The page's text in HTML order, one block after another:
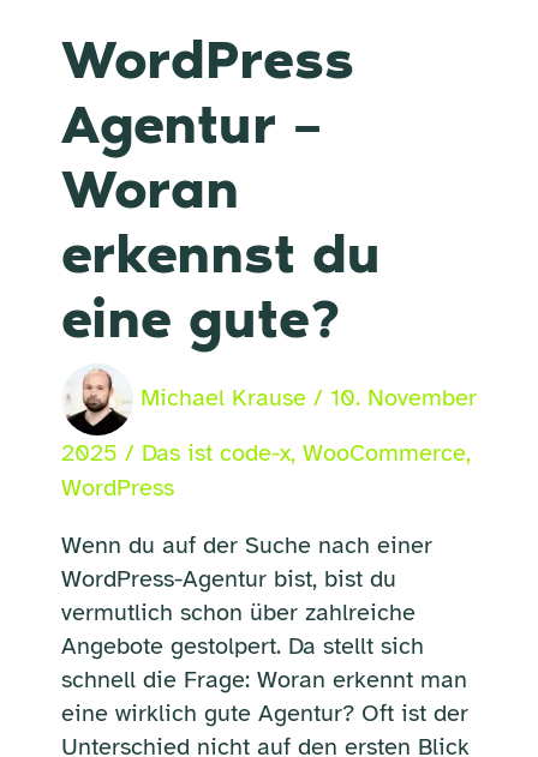
WordPress
Agentur –
Woran
erkennst du
eine gute?
Michael Krause / 10. November
2025 / Das ist code-x, WooCommerce,
WordPress
Wenn du auf der Suche nach einer
WordPress-Agentur bist, bist du
vermutlich schon über zahlreiche
Angebote gestolpert. Da stellt sich
schnell die Frage: Woran erkennt man
eine wirklich gute Agentur? Oft ist der
Unterschied nicht auf den ersten Blick